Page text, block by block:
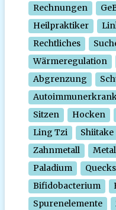
Rechnungen
Heilpraktiker
Rechtliches
Wärmeregulation
Abgrenzung
Sitzen
Hocken
Ling Tzi
Shiitake
Zahnmetall
Paladium
Bifidobacterium
Spurenelemente